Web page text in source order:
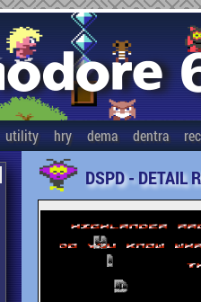
utility hry dema dentra
DSPD - DETAIL